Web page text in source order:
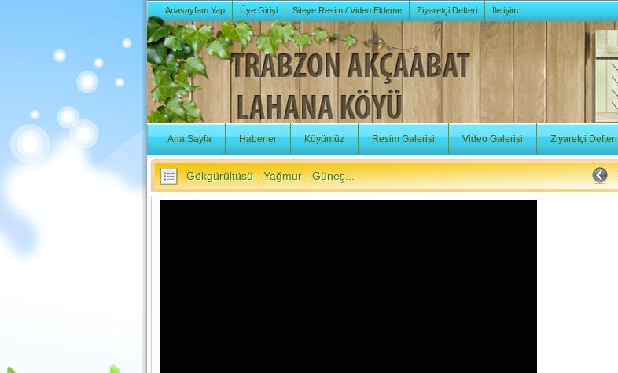
Anasayfam Yap Üye Girişi Siteye Resim / Video Ekleme Ziyaretçi Defteri İletişim
Ana Sayfa Haberler Köyümüz Resim Galerisi Video Galerisi Ziyaretçi Defteri
Gökgürültüsü - Yağmur - Güneş...